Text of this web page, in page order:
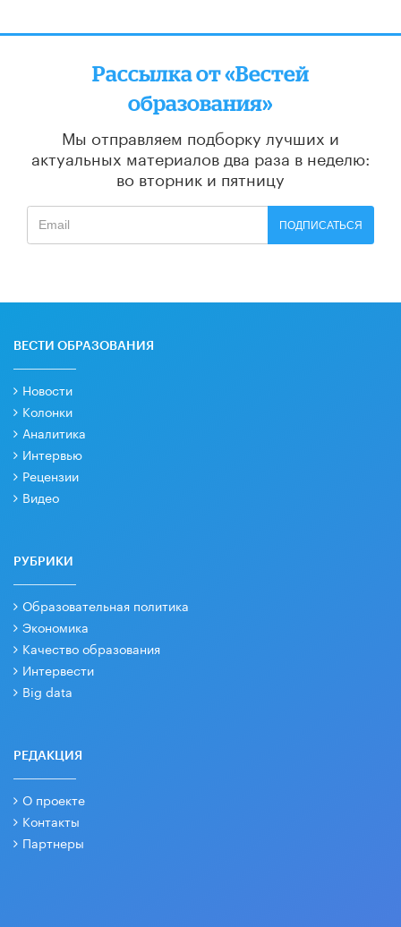
Рассылка от «Вестей
образования»
Мы отправляем подборку лучших и
актуальных материалов два раза в неделю:
во вторник и пятницу
ПОДПИСАТЬСЯ
ВЕСТИ ОБРАЗОВАНИЯ
Новости
Колонки
Аналитика
Интервью
Рецензии
Видео
РУБРИКИ
Образовательная политика
Экономика
Качество образования
Интервести
Big data
РЕДАКЦИЯ
О проекте
Контакты
Партнеры